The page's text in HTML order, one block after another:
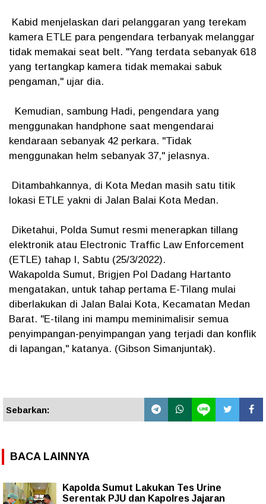
Kabid menjelaskan dari pelanggaran yang terekam
kamera ETLE para pengendara terbanyak melanggar
tidak memakai seat belt. "Yang terdata sebanyak 618
yang tertangkap kamera tidak memakai sabuk
pengaman," ujar dia.
Kemudian, sambung Hadi, pengendara yang
menggunakan handphone saat mengendarai
kendaraan sebanyak 42 perkara. "Tidak
menggunakan helm sebanyak 37," jelasnya.
Ditambahkannya, di Kota Medan masih satu titik
lokasi ETLE yakni di Jalan Balai Kota Medan.
Diketahui, Polda Sumut resmi menerapkan tillang
elektronik atau Electronic Traffic Law Enforcement
(ETLE) tahap I, Sabtu (25/3/2022).
Wakapolda Sumut, Brigjen Pol Dadang Hartanto
mengatakan, untuk tahap pertama E-Tilang mulai
diberlakukan di Jalan Balai Kota, Kecamatan Medan
Barat. "E-tilang ini mampu meminimalisir semua
penyimpangan-penyimpangan yang terjadi dan konflik
di lapangan," katanya. (Gibson Simanjuntak).
Sebarkan:
BACA LAINNYA
Kapolda Sumut Lakukan Tes Urine
Serentak PJU dan Kapolres Jajaran